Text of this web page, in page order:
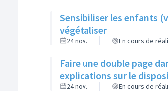
Sensibiliser les enfants
végétaliser
24 nov. En cours de
Faire une double page
explications sur le
24 nov. En cours de